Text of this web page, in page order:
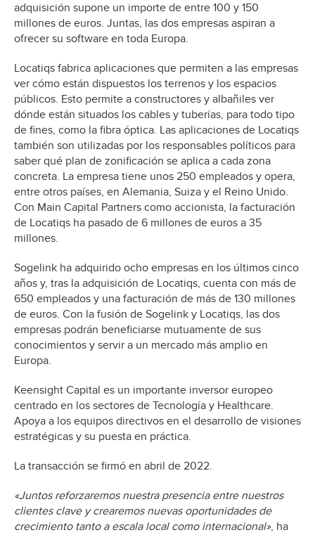
adquisición supone un importe de entre 100 y 150
millones de euros. Juntas, las dos empresas aspiran a
ofrecer su software en toda Europa.
Locatiqs fabrica aplicaciones que permiten a las empresas
ver cómo están dispuestos los terrenos y los espacios
públicos. Esto permite a constructores y albañiles ver
dónde están situados los cables y tuberías, para todo tipo
de fines, como la fibra óptica. Las aplicaciones de Locatiqs
también son utilizadas por los responsables políticos para
saber qué plan de zonificación se aplica a cada zona
concreta. La empresa tiene unos 250 empleados y opera,
entre otros países, en Alemania, Suiza y el Reino Unido.
Con Main Capital Partners como accionista, la facturación
de Locatiqs ha pasado de 6 millones de euros a 35
millones.
Sogelink ha adquirido ocho empresas en los últimos cinco
años y, tras la adquisición de Locatiqs, cuenta con más de
650 empleados y una facturación de más de 130 millones
de euros. Con la fusión de Sogelink y Locatiqs, las dos
empresas podrán beneficiarse mutuamente de sus
conocimientos y servir a un mercado más amplio en
Europa.
Keensight Capital es un importante inversor europeo
centrado en los sectores de Tecnología y Healthcare.
Apoya a los equipos directivos en el desarrollo de visiones
estratégicas y su puesta en práctica.
La transacción se firmó en abril de 2022.
«Juntos reforzaremos nuestra presencia entre nuestros
clientes clave y crearemos nuevas oportunidades de
crecimiento tanto a escala local como internacional», ha